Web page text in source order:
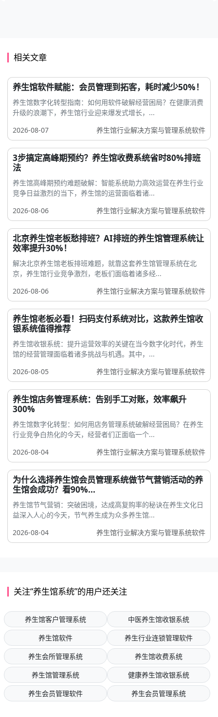
相关文章
养生馆软件赋能：会员管理到拓客，耗时减少50%！
养生馆数字化转型指南：如何用软件破解经营困局？在健康消费
升级的浪潮下，养生馆行业迎来爆发式增长，...
2026-08-07
养生馆行业解决方案与管理系统软件
3步搞定高峰期预约？养生馆收费系统省时80%排班
法
养生馆高峰期预约难题破解：智能系统助力高效运营在养生行业
竞争日益激烈的当下，养生馆的运营面临着诸...
2026-08-06
养生馆行业解决方案与管理系统软件
北京养生馆老板愁排班？AI排班的养生馆管理系统让
效率提升30%！
解决北京养生馆老板排班难题，就靠这套养生馆管理系统在北
京，养生馆行业竞争激烈，老板们面临着诸多经...
2026-08-06
养生馆行业解决方案与管理系统软件
养生馆老板必看！扫码支付系统对比，这款养生馆收
银系统值得推荐
养生馆收银系统：提升运营效率的关键在当今数字化时代，养生
馆的经营管理面临着诸多挑战与机遇。其中，...
2026-08-05
养生馆行业解决方案与管理系统软件
养生馆店务管理系统：告别手工对账，效率飙升
300%
养生馆数字化转型：如何用店务管理系统破解经营困局？在养生
行业竞争白热化的今天，经营者们正面临一个...
2026-08-04
养生馆行业解决方案与管理系统软件
为什么选择养生馆会员管理系统做节气营销活动的养
生馆会成功？看90%...
养生馆节气营销：突破困境，达成高复购率的秘诀在养生文化日
益深入人心的今天，节气养生成为众多养生馆...
2026-08-04
养生馆行业解决方案与管理系统软件
关注“养生馆系统”的用户还关注
养生馆客户管理系统
中医养生馆收银系统
养生馆软件
养生行业连锁管理软件
养生会所管理系统
养生馆收费系统
养生馆管理系统
健康养生馆收银系统
养生会员管理软件
养生会员管理系统